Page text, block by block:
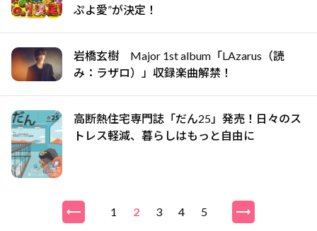
ぷよ愛”が決定！
岩橋玄樹 Major 1st album「LAzarus（読
み：ラザロ）」収録楽曲解禁！
高断熱住宅専門誌「だん25」発売！日々のス
トレス軽減、暮らしはもっと自由に
1 2 3 4 5